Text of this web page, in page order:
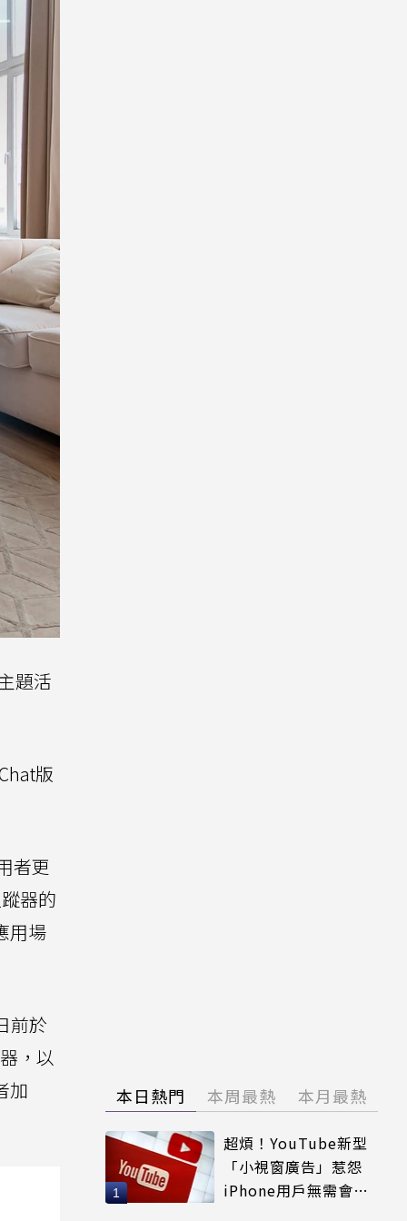
題活
版
者更
器的
用場
前於
，以
加
本日熱門 本周最熱 本月最熱
超煩！YouTube新型
「小視窗廣告」惹怨
iPhone用戶無需會員